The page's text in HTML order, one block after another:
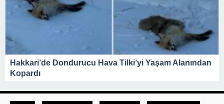
Hakkari’de Dondurucu Hava Tilki’yi Yaşam Alanından
Kopardı